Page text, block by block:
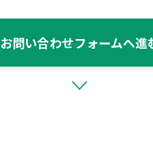
お問い合わせフォームへ進